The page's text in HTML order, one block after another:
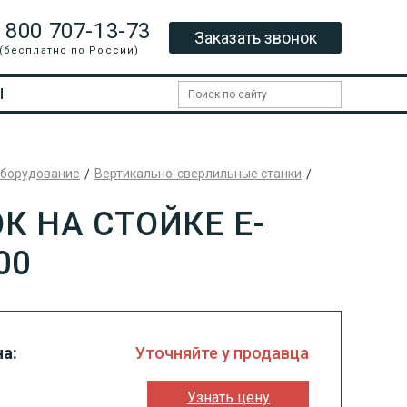
800 707-13-73
по России)
Заказать звонок
Вертикально-сверлильные станки
НА СТОЙКЕ E-
Уточняйте у продавца
Узнать цену